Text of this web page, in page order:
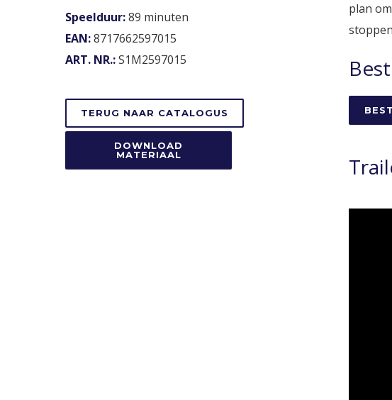
Speelduur:89 minuten
EAN:8717662597015
ART. NR.:S1M2597015
TERUG NAAR CATALOGUS
DOWNLOAD
MATERIAAL
plan